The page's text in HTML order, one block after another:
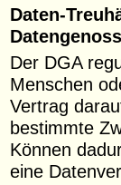
Daten-
Der DGA
Menschen
Vertrag
bestimmte
Können
eine